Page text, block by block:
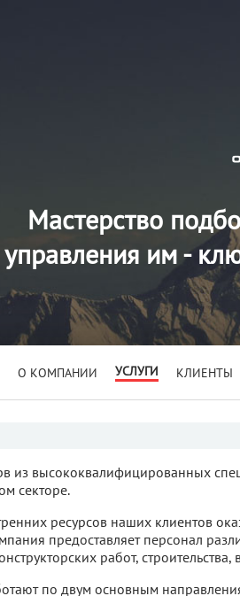
Мастерство
управления им -
О КОМПАНИИ УСЛУГИ КЛИЕНТЫ
из высококвалифицированных
секторе.
ресурсов наших клиентов
предоставляет персонал
работ,
по двум основным